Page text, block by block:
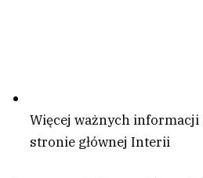
Więcej ważnych informacji
stronie głównej Interii